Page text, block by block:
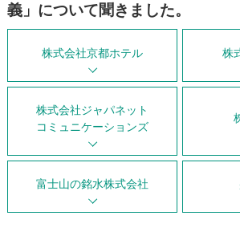
義」について聞きました。
株式会社京都ホテル 株
株式会社ジャパネット
コミュニケーションズ
富士山の銘水株式会社